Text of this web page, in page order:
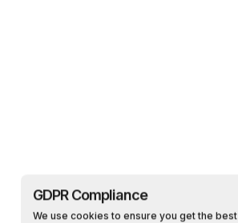
GDPR Compliance
We use cookies to ensure you get the best